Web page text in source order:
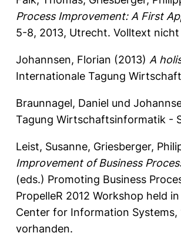
Process Improvement: A First
5-8, 2013, Utrecht. Volltext
Johannsen, Florian (2013) A
Internationale Tagung
Braunnagel, Daniel und
Tagung Wirtschaftsinformatik -
Leist, Susanne, Griesberger,
Improvement of Business
(eds.) Promoting Business
PropelleR 2012 Workshop held
Center for Information Systems,
vorhanden.